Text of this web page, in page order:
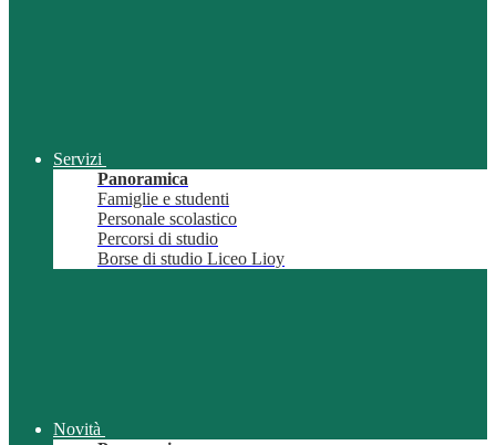
Servizi
Panoramica
Famiglie e studenti
Personale scolastico
Percorsi di studio
Borse di studio Liceo Lioy
Novità